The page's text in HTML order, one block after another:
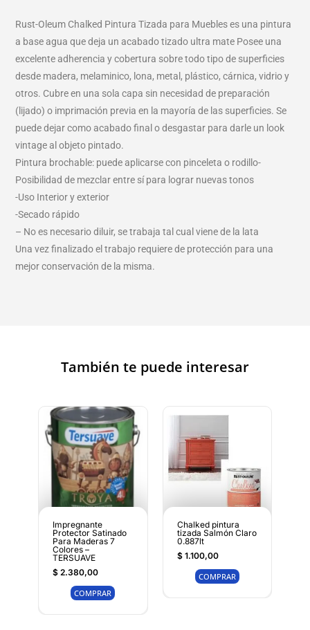
Rust-Oleum Chalked Pintura Tizada para Muebles es una pintura
a base agua que deja un acabado tizado ultra mate Posee una
excelente adherencia y cobertura sobre todo tipo de superficies
desde madera, melaminico, lona, metal, plástico, cárnica, vidrio y
otros. Cubre en una sola capa sin necesidad de preparación
(lijado) o imprimación previa en la mayoría de las superficies. Se
puede dejar como acabado final o desgastar para darle un look
vintage al objeto pintado.
Pintura brochable: puede aplicarse con pinceleta o rodillo-
Posibilidad de mezclar entre sí para lograr nuevas tonos
-Uso Interior y exterior
-Secado rápido
– No es necesario diluir, se trabaja tal cual viene de la lata
Una vez finalizado el trabajo requiere de protección para una
mejor conservación de la misma.
También te puede interesar
Impregnante
Protector Satinado
Para Maderas 7
Colores –
TERSUAVE
$2.380,00
COMPRAR
Chalked pintura
tizada Salmón Claro
0.887lt
$1.100,00
COMPRAR